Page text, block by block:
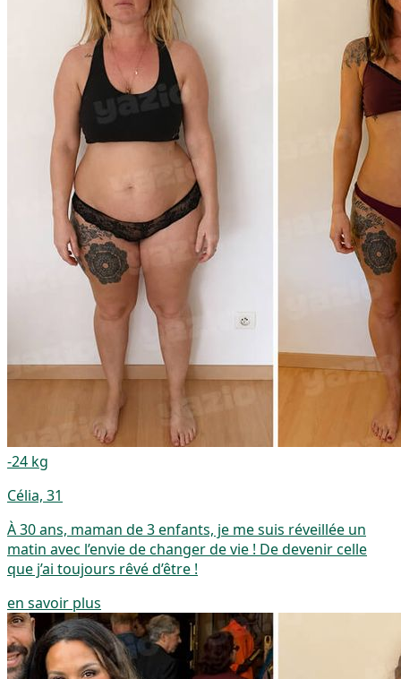
-24 kg
Célia, 31
À 30 ans, maman de 3 enfants, je me suis réveillée un
matin avec l’envie de changer de vie ! De devenir celle
que j’ai toujours rêvé d’être !
en savoir plus